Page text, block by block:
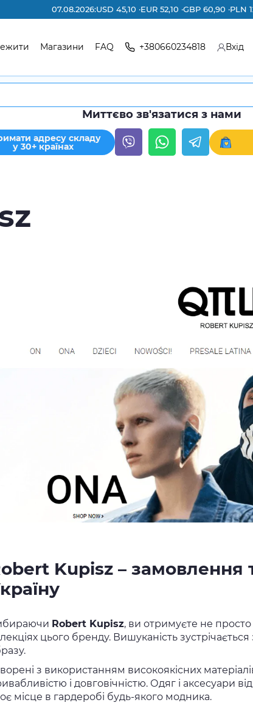
07.08.2026:USD 45,10 ·EUR 52,10 ·GBP 60,90 ·PLN
Магазини FAQ +380660234818 Вхід
Миттєво зв'язатися з нами
адресу складу
у 30+ країнах
Kupisz – замовлення
Robert Kupisz, ви отримуєте не
цього бренду. Вишуканість
з використанням високоякісних
і довговічністю. Одяг і аксесуари
місце в гардеробі будь-якого модника.